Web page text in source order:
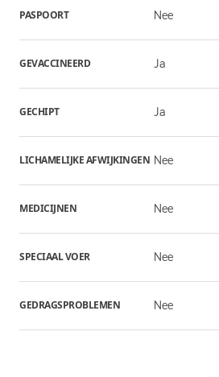
PASPOORT Nee
GEVACCINEERD Ja
GECHIPT Ja
LICHAMELIJKE AFWIJKINGEN Nee
MEDICIJNEN Nee
SPECIAAL VOER Nee
GEDRAGSPROBLEMEN Nee